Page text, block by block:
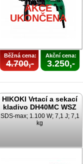
AKCE
UKONČENA
Běžná cena:
4.700,-
Akční cena:
3.250,-
HIKOKI Vrtací a sekací
kladivo DH40MC WSZ
SDS-max; 1.100 W; 7,1 J; 7,1
kg